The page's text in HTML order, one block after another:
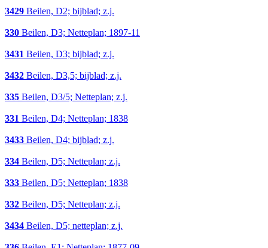
3429 Beilen, D2; bijblad; z.j.
330 Beilen, D3; Netteplan; 1897-11
3431 Beilen, D3; bijblad; z.j.
3432 Beilen, D3,5; bijblad; z.j.
335 Beilen, D3/5; Netteplan; z.j.
331 Beilen, D4; Netteplan; 1838
3433 Beilen, D4; bijblad; z.j.
334 Beilen, D5; Netteplan; z.j.
333 Beilen, D5; Netteplan; 1838
332 Beilen, D5; Netteplan; z.j.
3434 Beilen, D5; netteplan; z.j.